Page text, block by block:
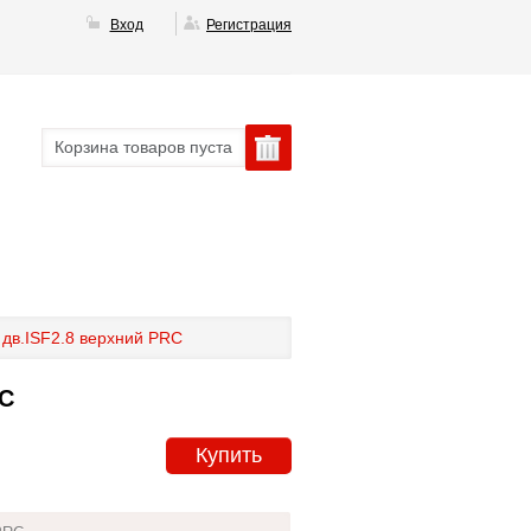
Вход Регистрация
Корзина товаров пуста
верхний PRC
Купить